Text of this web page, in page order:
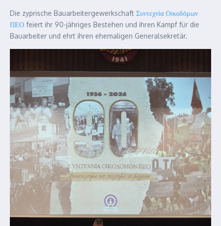
Die zyprische Bauarbeitergewerkschaft Συντεχνία Οικοδόμων
ΠΕΟ feiert ihr 90-jähriges Bestehen und ihren Kampf für die
Bauarbeiter und ehrt ihren ehemaligen Generalsekretär.